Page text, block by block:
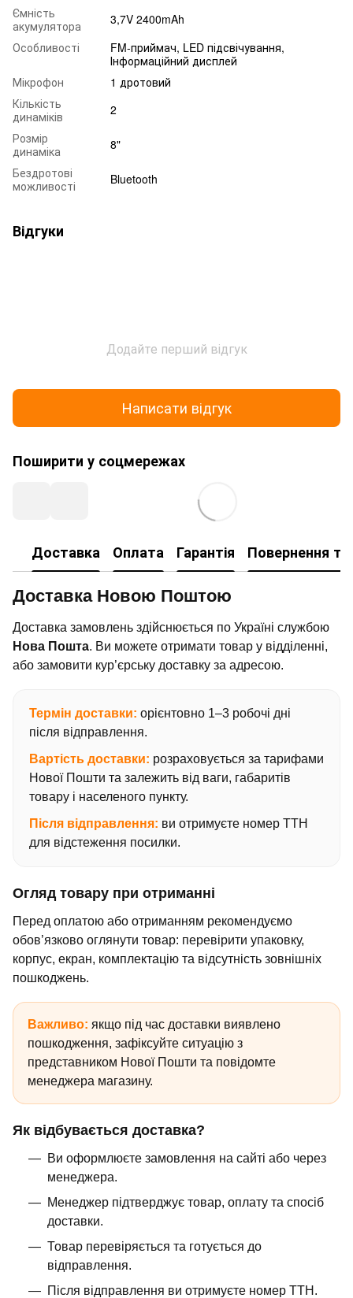
Ємність
акумулятора
3,7V 2400mAh
Особливості
FM-приймач, LED підсвічування,
Інформаційний дисплей
Мікрофон
1 дротовий
Кількість
динаміків
2
Розмір
динаміка
8"
Бездротові
можливості
Bluetooth
Відгуки
Додайте перший відгук
Написати відгук
Поширити у соцмережах
Доставка Оплата Гарантія Повернення
Доставка Новою Поштою
Доставка замовлень здійснюється по Україні службою
Нова Пошта. Ви можете отримати товар у відділенні,
або замовити кур’єрську доставку за адресою.
Термін доставки: орієнтовно 1–3 робочі дні
після відправлення.
Вартість доставки: розраховується за тарифами
Нової Пошти та залежить від ваги, габаритів
товару і населеного пункту.
Після відправлення: ви отримуєте номер ТТН
для відстеження посилки.
Огляд товару при отриманні
Перед оплатою або отриманням рекомендуємо
обов’язково оглянути товар: перевірити упаковку,
корпус, екран, комплектацію та відсутність зовнішніх
пошкоджень.
Важливо: якщо під час доставки виявлено
пошкодження, зафіксуйте ситуацію з
представником Нової Пошти та повідомте
менеджера магазину.
Як відбувається доставка?
Ви оформлюєте замовлення на сайті або через
менеджера.
Менеджер підтверджує товар, оплату та спосіб
доставки.
Товар перевіряється та готується до
відправлення.
Після відправлення ви отримуєте номер ТТН.